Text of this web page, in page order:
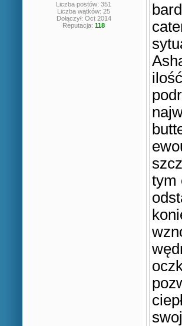
Liczba postów: 351
Liczba wątków: 25
Dołączył: Oct 2014
Reputacja: 118
tym